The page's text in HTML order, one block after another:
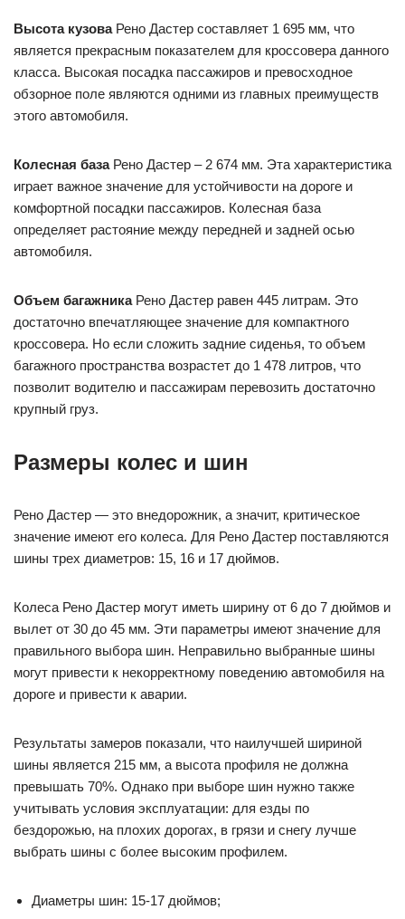
Высота кузоваРено Дастер составляет 1 695 мм, что
является прекрасным показателем для кроссовера данного
класса. Высокая посадка пассажиров и превосходное
обзорное поле являются одними из главных преимуществ
этого автомобиля.
Колесная базаРено Дастер – 2 674 мм. Эта характеристика
играет важное значение для устойчивости на дороге и
комфортной посадки пассажиров. Колесная база
определяет растояние между передней и задней осью
автомобиля.
Объем багажникаРено Дастер равен 445 литрам. Это
достаточно впечатляющее значение для компактного
кроссовера. Но если сложить задние сиденья, то объем
багажного пространства возрастет до 1 478 литров, что
позволит водителю и пассажирам перевозить достаточно
крупный груз.
Размеры колес и шин
Рено Дастер — это внедорожник, а значит, критическое
значение имеют его колеса. Для Рено Дастер поставляются
шины трех диаметров: 15, 16 и 17 дюймов.
Колеса Рено Дастер могут иметь ширину от 6 до 7 дюймов и
вылет от 30 до 45 мм. Эти параметры имеют значение для
правильного выбора шин. Неправильно выбранные шины
могут привести к некорректному поведению автомобиля на
дороге и привести к аварии.
Результаты замеров показали, что наилучшей шириной
шины является 215 мм, а высота профиля не должна
превышать 70%. Однако при выборе шин нужно также
учитывать условия эксплуатации: для езды по
бездорожью, на плохих дорогах, в грязи и снегу лучше
выбрать шины с более высоким профилем.
Диаметры шин: 15-17 дюймов;